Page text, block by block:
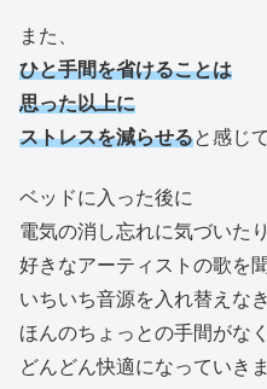
また、
ひと手間を省けることは
思った以上に
ストレスを減らせると感じ
ベッドに入った後に
電気の消し忘れに気づいたり
好きなアーティストの歌を
いちいち音源を入れ替えな
ほんのちょっとの手間がな
どんどん快適になっていきま